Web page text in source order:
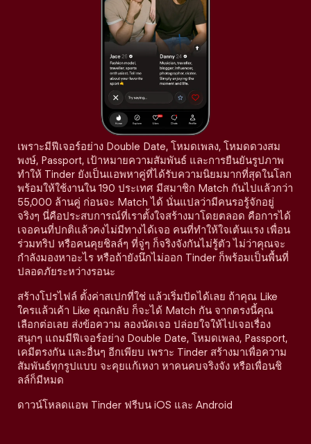
เพราะมีฟีเจอร์อย่าง Double Date, โหมดเพลง, โหมดดวงสม
พงษ์, Passport, เป้าหมายความสัมพันธ์ และการยืนยันรูปภาพ
ทำให้ Tinder ยังเป็นแอพหาคู่ที่ได้รับความนิยมมากที่สุดในโลก
พร้อมให้ใช้งานใน 190 ประเทศ มีสมาชิก Match กันไปแล้วกว่า
55,000 ล้านคู่ ก่อนจะ Match ได้ นั่นแปลว่ามีคนรอรู้จักอยู่
จริงๆ นี่คือประสบการณ์ที่เราตั้งใจสร้างมาโดยตลอด คือการได้
เจอคนที่ปกติแล้วคงไม่มีทางได้เจอ คนที่ทำให้ใจเต้นแรง เพื่อน
ร่วมทริป หรือคนคุยชิลล์ๆ ที่จู่ๆ ก็จริงจังกันไม่รู้ตัว ไม่ว่าคุณจะ
กำลังมองหาอะไร หรือถ้ายังนึกไม่ออก Tinder ก็พร้อมเป็นพื้นที่
ปลอดภัยระหว่างรอนะ
สร้างโปรไฟล์ ตั้งค่าสเปกที่ใช่ แล้วเริ่มปัดได้เลย ถ้าคุณ Like
ใครแล้วเค้า Like คุณกลับ ก็จะได้ Match กัน จากตรงนี้คุณ
เลือกต่อเลย ส่งข้อความ ลองนัดเจอ ปล่อยใจให้ไปเจอเรื่อง
สนุกๆ แถมมีฟีเจอร์อย่าง Double Date, โหมดเพลง, Passport,
เคมีตรงกัน และอื่นๆ อีกเพียบ เพราะ Tinder สร้างมาเพื่อความ
สัมพันธ์ทุกรูปแบบ จะคุยแก้เหงา หาคนคบจริงจัง หรือเพื่อนชิ
ลล์ก็มีหมด
ดาวน์โหลดแอพ Tinder ฟรีบน iOS และ Android